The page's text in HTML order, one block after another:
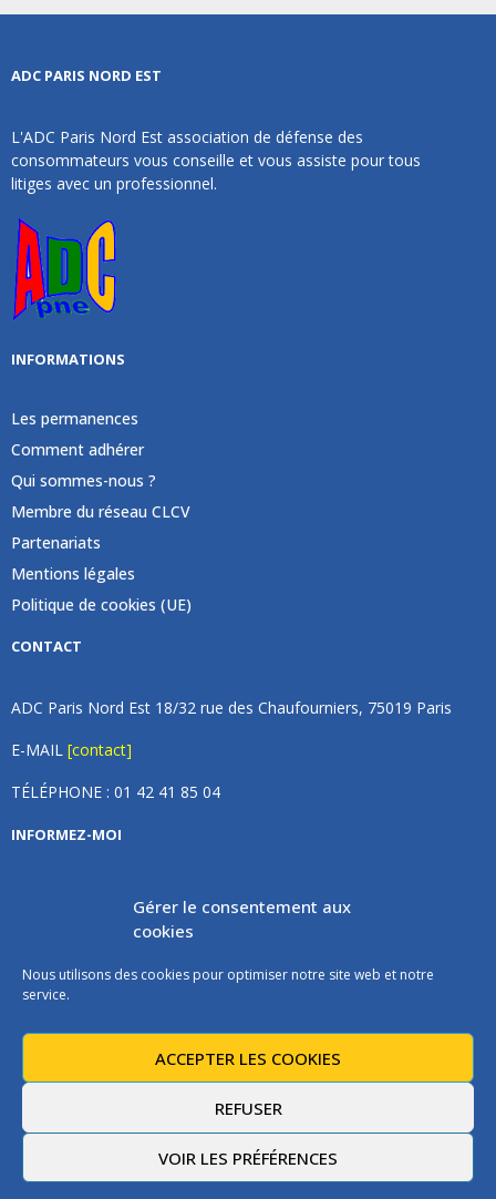
Gérer le consentement aux
cookies
Nous utilisons des cookies pour optimiser notre site web et notre
service.
ACCEPTER LES COOKIES
REFUSER
VOIR LES PRÉFÉRENCES
ADC PARIS NORD EST
L'ADC Paris Nord Est association de défense des
consommateurs vous conseille et vous assiste pour tous
litiges avec un professionnel.
INFORMATIONS
Les permanences
Comment adhérer
Qui sommes-nous ?
Membre du réseau CLCV
Partenariats
Mentions légales
Politique de cookies (UE)
CONTACT
ADC Paris Nord Est 18/32 rue des Chaufourniers, 75019 Paris
E-MAIL [contact]
TÉLÉPHONE : 01 42 41 85 04
INFORMEZ-MOI
Inscrivez vous à notre newsletter et recevez une fois par
mois de nos nouvelles, aucun spam (on promet).
Les instructions pour vous désabonner sont incluses dans chaque
@2021 - ADCPNE - Tous droits réservés. Réalisationiadeo